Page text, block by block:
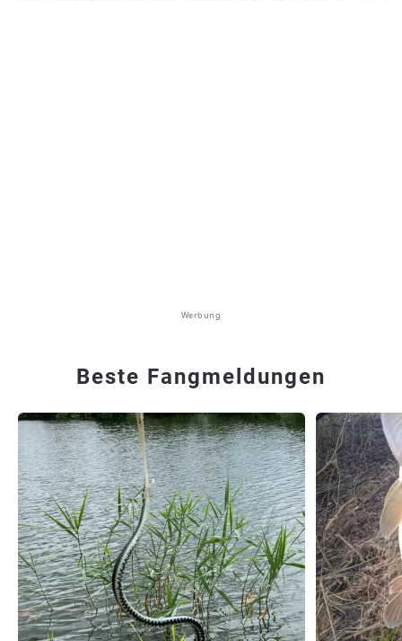
Werbung
Beste Fangmeldungen